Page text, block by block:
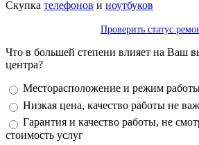
Скупка телефонов и ноутбуков
Проверить статус
Что в большей степени влияет на Ваш
центра?
Варианты
Месторасположение и режим
Низкая цена, качество работы не
Гарантия и качество работы, не
стоимость услуг